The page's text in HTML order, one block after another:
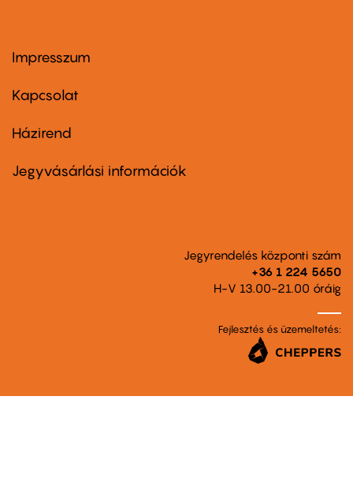
Footer
first
Impresszum
Kapcsolat
Footer
second
Házirend
Jegyvásárlási információk
Jegyrendelés központi szám
+36 1 224 5650
H-V 13.00-21.00 óráig
Fejlesztés és üzemeltetés: